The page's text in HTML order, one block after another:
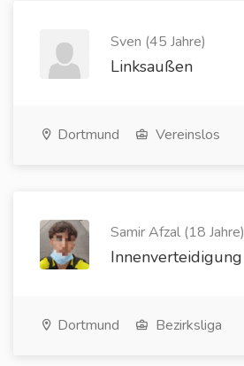
Sven (45 Jahre)
Linksaußen
Dortmund Vereinslos
Samir Afzal (18 Jahre)
Innenverteidigung
Dortmund Bezirksliga